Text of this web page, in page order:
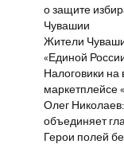
о защите
Чувашии
Жители
«Единой
Налоговики на
маркетплейсе
Олег
объединяет
Герои полей